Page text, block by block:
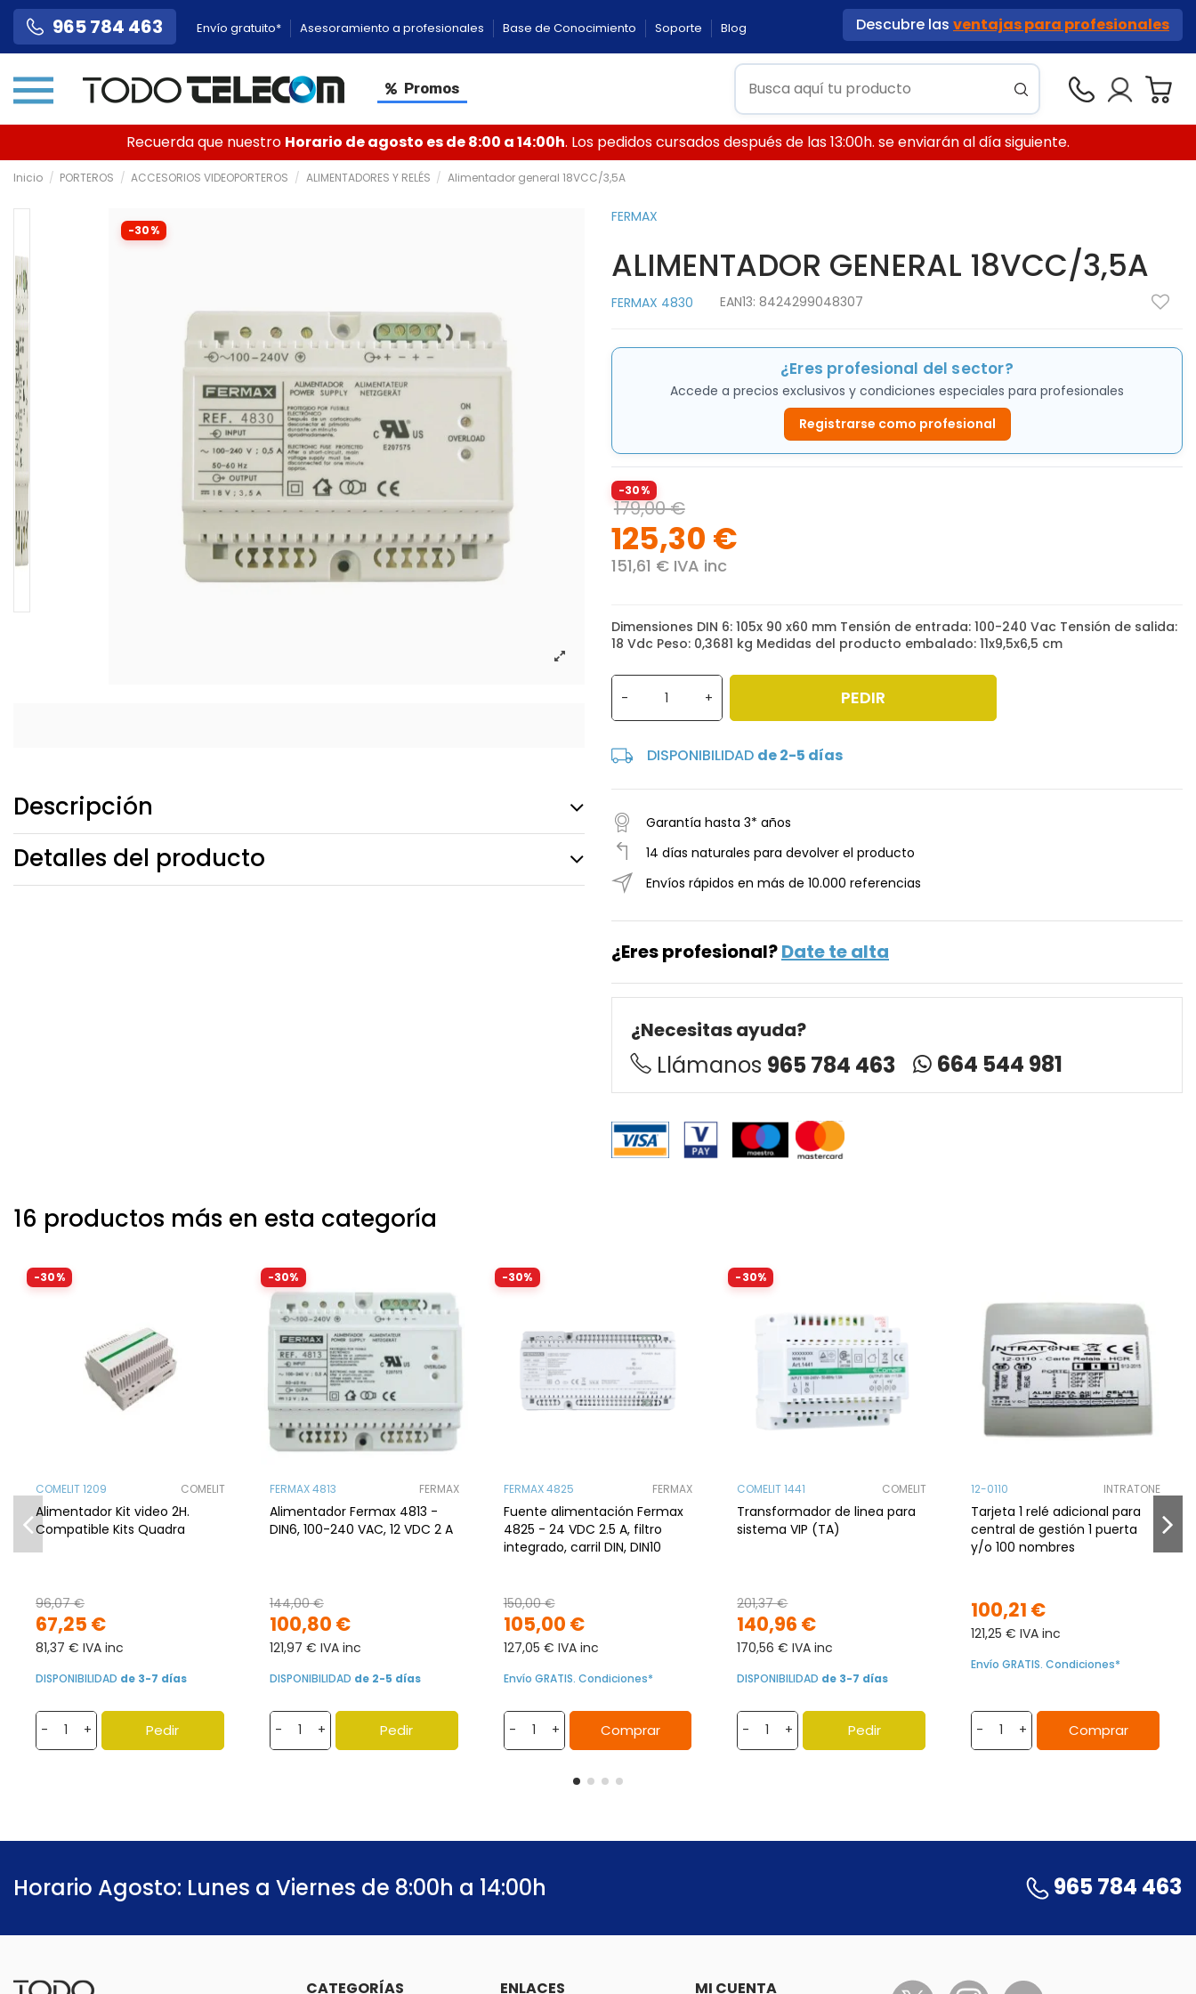
965 784 463 Envío gratuito* Asesoramiento a profesionales Base de Conocimiento Soporte Blog Descubre las ventajas para profesionales
Promos
Recuerda que nuestro Horario de agosto es de 8:00 a 14:00h. Los pedidos cursados después de las 13:00h. se enviarán al día siguiente.
Inicio PORTEROS ACCESORIOS VIDEOPORTEROS ALIMENTADORES Y RELÉS Alimentador general 18VCC/3,5A
-30%
Descripción
Detalles del producto
FERMAX
ALIMENTADOR GENERAL 18VCC/3,5A
FERMAX 4830 EAN13: 8424299048307
¿Eres profesional del sector?
Accede a precios exclusivos y condiciones especiales para profesionales
Registrarse como profesional
-30%
179,00 €
125,30 €
151,61 € IVA inc
Dimensiones DIN 6: 105x 90 x60 mm Tensión de entrada: 100-240 Vac Tensión de salida:
18 Vdc Peso: 0,3681 kg Medidas del producto embalado: 11x9,5x6,5 cm
- + PEDIR
DISPONIBILIDAD de 2-5 días
Garantía hasta 3* años
14 días naturales para devolver el producto
Envíos rápidos en más de 10.000 referencias
¿Eres profesional?Date te alta
¿Necesitas ayuda?
Llámanos 965 784 463 664 544 981
16 productos más en esta categoría
-30%
COMELIT 1209 COMELIT
Alimentador Kit video 2H.
Compatible Kits Quadra
67,25 €
96,07 €
81,37 € IVA inc
DISPONIBILIDAD de 3-7 días
- + Pedir
-30%
FERMAX 4813 FERMAX
Alimentador Fermax 4813 -
DIN6, 100-240 VAC, 12 VDC 2 A
100,80 €
144,00 €
121,97 € IVA inc
DISPONIBILIDAD de 2-5 días
- + Pedir
-30%
FERMAX 4825 FERMAX
Fuente alimentación Fermax
4825 - 24 VDC 2.5 A, filtro
integrado, carril DIN, DIN10
105,00 €
150,00 €
127,05 € IVA inc
Envío GRATIS. Condiciones*
- + Comprar
-30%
COMELIT 1441 COMELIT
Transformador de linea para
sistema VIP (TA)
140,96 €
201,37 €
170,56 € IVA inc
DISPONIBILIDAD de 3-7 días
- + Pedir
12-0110 INTRATONE
Tarjeta 1 relé adicional para
central de gestión 1 puerta
y/o 100 nombres
100,21 €
121,25 € IVA inc
Envío GRATIS. Condiciones*
- + Comprar
Horario Agosto: Lunes a Viernes de 8:00h a 14:00h 965 784 463
CATEGORÍAS ENLACES MI CUENTA